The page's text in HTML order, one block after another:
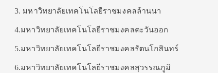
3. มหาวิทยาลัยเทคโนโลยีราชมงคลล้านนา
4.มหาวิทยาลัยเทคโนโลยีราชมงคลตะวันออก
5.มหาวิทยาลัยเทคโนโลยีราชมงคลรัตนโกสินทร์
6.มหาวิทยาลัยเทคโนโลยีราชมงคลสุวรรณภูมิ